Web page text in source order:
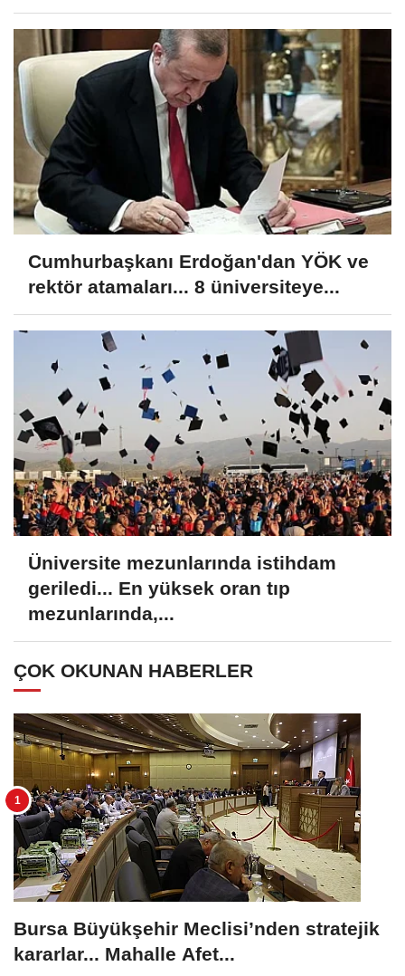
Cumhurbaşkanı Erdoğan'dan YÖK ve
rektör atamaları... 8 üniversiteye...
Üniversite mezunlarında istihdam
geriledi... En yüksek oran tıp
mezunlarında,...
ÇOK OKUNAN HABERLER
Bursa Büyükşehir Meclisi’nden stratejik
kararlar... Mahalle Afet...